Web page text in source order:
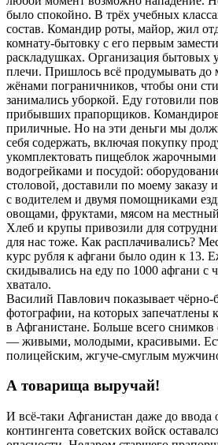
было спокойно. В трёх учебных
состав. Командир роты, майор, жил
комнату-бытовку с его первым
раскладушках. Организация бытовых
плечи. Пришлось всё продумывать до
жёнами пограничников, чтобы они
занимались уборкой. Еду готовили
прибывших прапорщиков.
приличные. Но на эти деньги мы
себя содержать, включая покупку
укомплектовать пищеблок
водогрейками и посудой:
столовой, доставили по моему
с водителем и двумя помощниками
овощами, фруктами, мясом на
Хлеб и крупы привозили для
для нас тоже. Как расплачивались?
курс рубля к афгани было один к 13.
скидывались на еду по 1000 афгани с
хватало.
Василий Павлович показывает чёрно-
фотографии, на которых запечатлены
в Афганистане. Больше всего
— живыми, молодыми, красивыми.
полицейским, жгуче-смуглым
А товарища выручай!
И всё-таки Афганистан даже до ввода
контингента советских войск